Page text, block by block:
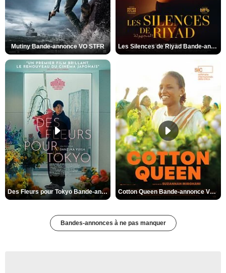
Mutiny Bande-annonce VO STFR Les Silences de Riyad Bande-annonce VO STFR
Des Fleurs pour Tokyo Bande-annonce VO STFR Cotton Queen Bande-annonce VO STFR
Bandes-annonces à ne pas manquer